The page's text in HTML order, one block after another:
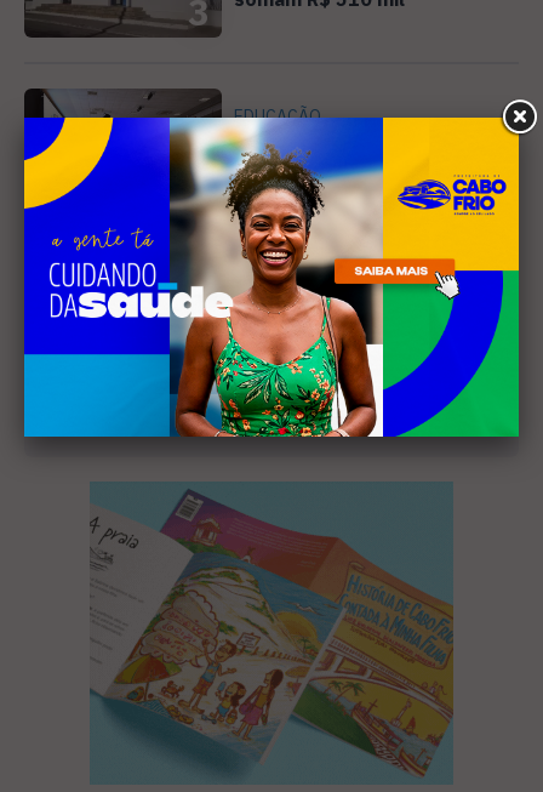
3
4
EDUCAÇÃO
Secretário que elevou IDEB
de 4,2 para 8,8 no Ceará vai
compartilhar estratégias em
Cabo Frio
Receba nossa
newsletter